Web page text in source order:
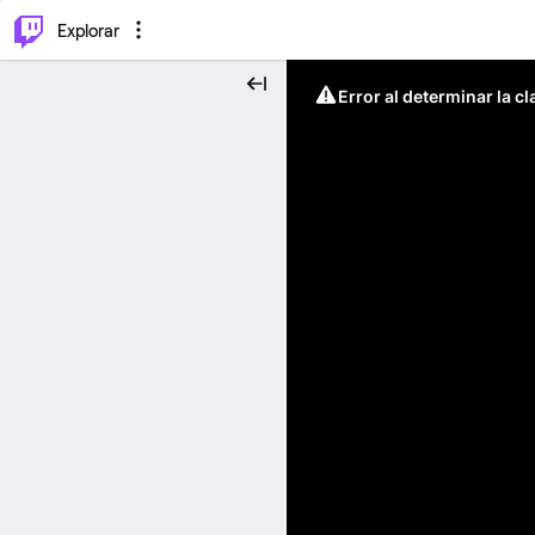
Explorar
Error al determinar la